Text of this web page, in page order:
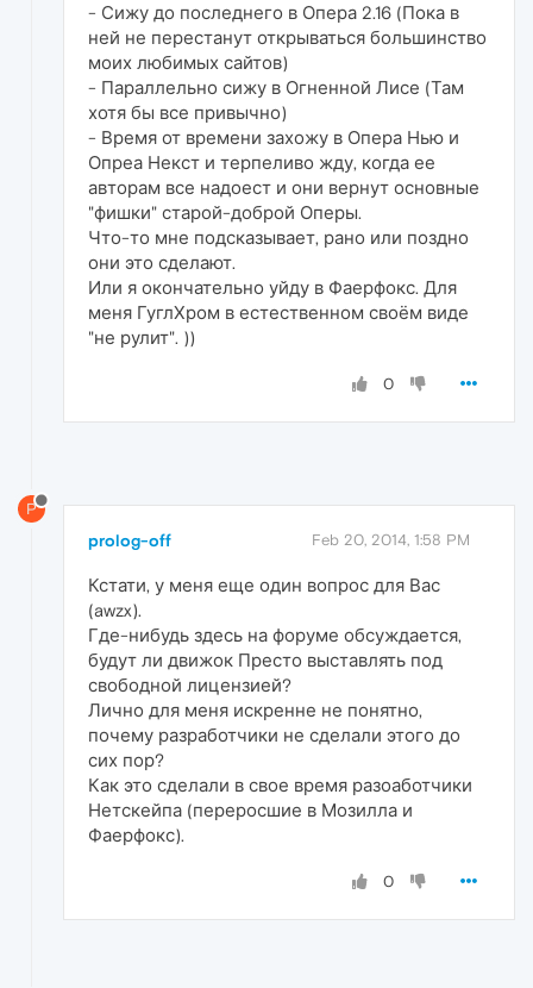
- Сижу до последнего в Опера 2.16 (Пока в
ней не перестанут открываться большинство
моих любимых сайтов)
- Параллельно сижу в Огненной Лисе (Там
хотя бы все привычно)
- Время от времени захожу в Опера Нью и
Опреа Некст и терпеливо жду, когда ее
авторам все надоест и они вернут основные
"фишки" старой-доброй Оперы.
Что-то мне подсказывает, рано или поздно
они это сделают.
Или я окончательно уйду в Фаерфокс. Для
меня ГуглХром в естественном своём виде
"не рулит". ))
0
P
prolog-off Feb 20, 2014, 1:58 PM
Кстати, у меня еще один вопрос для Вас
(awzx).
Где-нибудь здесь на форуме обсуждается,
будут ли движок Престо выставлять под
свободной лицензией?
Лично для меня искренне не понятно,
почему разработчики не сделали этого до
сих пор?
Как это сделали в свое время разоаботчики
Нетскейпа (переросшие в Мозилла и
Фаерфокс).
0